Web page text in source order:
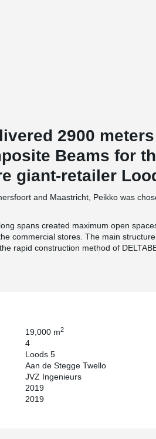
2900
Beams for
giant-retailer
and Maastricht, Peikko was
spans created maximum open
commercial stores. The main
rapid construction method of
19,000 m2
4
Loods 5
Aan de Stegge Twello
JVZ Ingenieurs
2019
2019